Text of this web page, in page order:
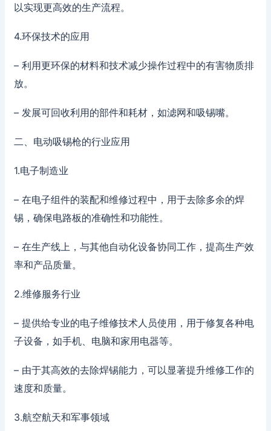
以实现更高效的生产流程。
4.环保技术的应用
– 利用更环保的材料和技术减少操作过程中的有害物质排
放。
– 发展可回收利用的部件和耗材，如滤网和吸锡嘴。
二、电动吸锡枪的行业应用
1.电子制造业
– 在电子组件的装配和维修过程中，用于去除多余的焊
锡，确保电路板的准确性和功能性。
– 在生产线上，与其他自动化设备协同工作，提高生产效
率和产品质量。
2.维修服务行业
– 提供给专业的电子维修技术人员使用，用于修复各种电
子设备，如手机、电脑和家用电器等。
– 由于其高效的去除焊锡能力，可以显著提升维修工作的
速度和质量。
3.航空航天和军事领域